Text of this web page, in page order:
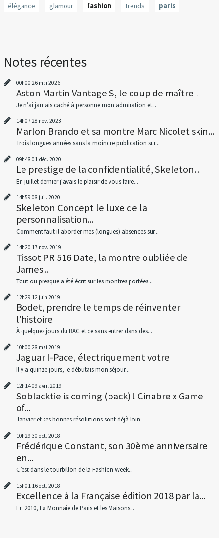
élégance
glamour fashion trends paris
Notes récentes
00h00 26 mai 2026
Aston Martin Vantage S, le coup de maître !
Je n’ai jamais caché à personne mon admiration et...
14h07 28 nov. 2023
Marlon Brando et sa montre Marc Nicolet skin...
Trois longues années sans la moindre publication sur...
09h48 01 déc. 2020
Le prestige de la confidentialité, Skeleton...
En juillet dernier j'avais le plaisir de vous faire...
14h59 08 juil. 2020
Skeleton Concept le luxe de la
personnalisation...
Comment faut il aborder mes (longues) absences sur...
14h20 17 nov. 2019
Tissot PR 516 Date, la montre oubliée de
James...
Tout ou presque a été écrit sur les montres portées...
12h29 12 juin 2019
Bodet, prendre le temps de réinventer
l'histoire
À quelques jours du BAC et ce sans entrer dans des...
10h00 28 mai 2019
Jaguar I-Pace, électriquement votre
Il y a quinze jours, je débutais mon séjour...
12h1409 avril 2019
Soblacktie is coming (back) ! Cinabre x Game
of...
Janvier et ses bonnes résolutions sont déjà loin...
10h29 30 oct. 2018
Frédérique Constant, son 30ème anniversaire
en...
C’est dans le tourbillon de la Fashion Week...
15h01 16oct. 2018
Excellence à la Française édition 2018 par la...
En 2010, La Monnaie de Paris et les Maisons...